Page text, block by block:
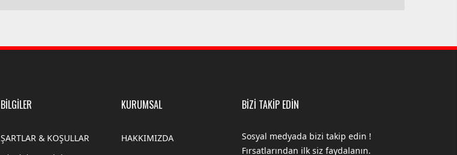
BİLGİLER
ŞARTLAR & KOŞULLAR
KURUMSAL
HAKKIMIZDA
BİZİ TAKİP EDİN
Sosyal medyada bizi takip edin !
Fırsatlarından ilk siz faydalanın.